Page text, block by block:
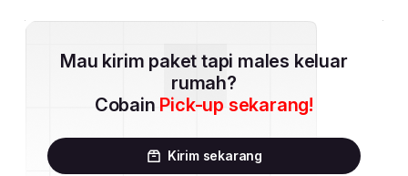
Mau kirim paket tapi males keluar
rumah?
Cobain Pick-up sekarang!
Kirim sekarang